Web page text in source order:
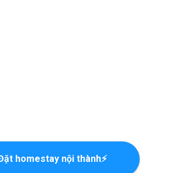
homestay nội thành⚡